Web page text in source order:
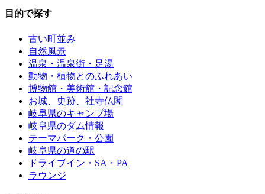
目的で探す
古い町並み
自然風景
温泉・温泉街・足湯
動物・植物とのふれあい
博物館・美術館・記念館
お城、史跡、社寺仏閣
岐阜県のキャンプ場
岐阜県のダム情報
テーマパーク・公園
岐阜県の道の駅
ドライブイン・SA・PA
ラウンジ